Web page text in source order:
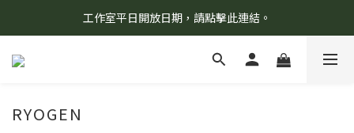
8/7 當天暫停開放工作室。請見諒！
工作室平日開放日期，請點擊此連結。
柯氏野生活推薦商品預購連結，請點此進入！
RYOGEN